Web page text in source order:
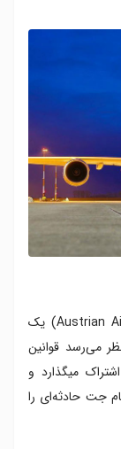
هواپیمایی اتریش به نام آسترین ایرلاینز (Austrian Airlines) یک
می‌رسد قوانین
میگذارد و
جت حادثه‌ای را